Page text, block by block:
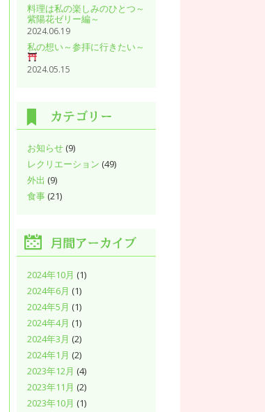
料理は私の楽しみのひとつ～
紫陽花ゼリー編～
2024.06.19
私の想い～参拝に行きたい～
2024.05.15
お知らせ(9)
レクリエーション (49)
外出 (9)
食事(21)
2024年10月 (1)
2024年6月 (1)
2024年5月 (1)
2024年4月 (1)
2024年3月 (2)
2024年1月 (2)
2023年12月 (4)
2023年11月 (2)
2023年10月 (1)